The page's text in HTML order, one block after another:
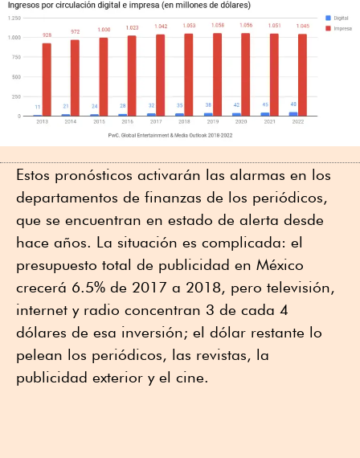
Estos pronósticos activarán las alarmas en los
departamentos de finanzas de los periódicos,
que se encuentran en estado de alerta desde
hace años. La situación es complicada: el
presupuesto total de publicidad en México
crecerá 6.5% de 2017 a 2018, pero televisión,
internet y radio concentran 3 de cada 4
dólares de esa inversión; el dólar restante lo
pelean los periódicos, las revistas, la
publicidad exterior y el cine.